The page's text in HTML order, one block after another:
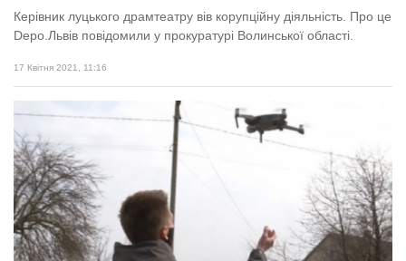
Керівник луцького драмтеатру вів корупційну діяльність. Про це
Depo.Львів повідомили у прокуратурі Волинської області.
17 Квітня 2021, 11:16